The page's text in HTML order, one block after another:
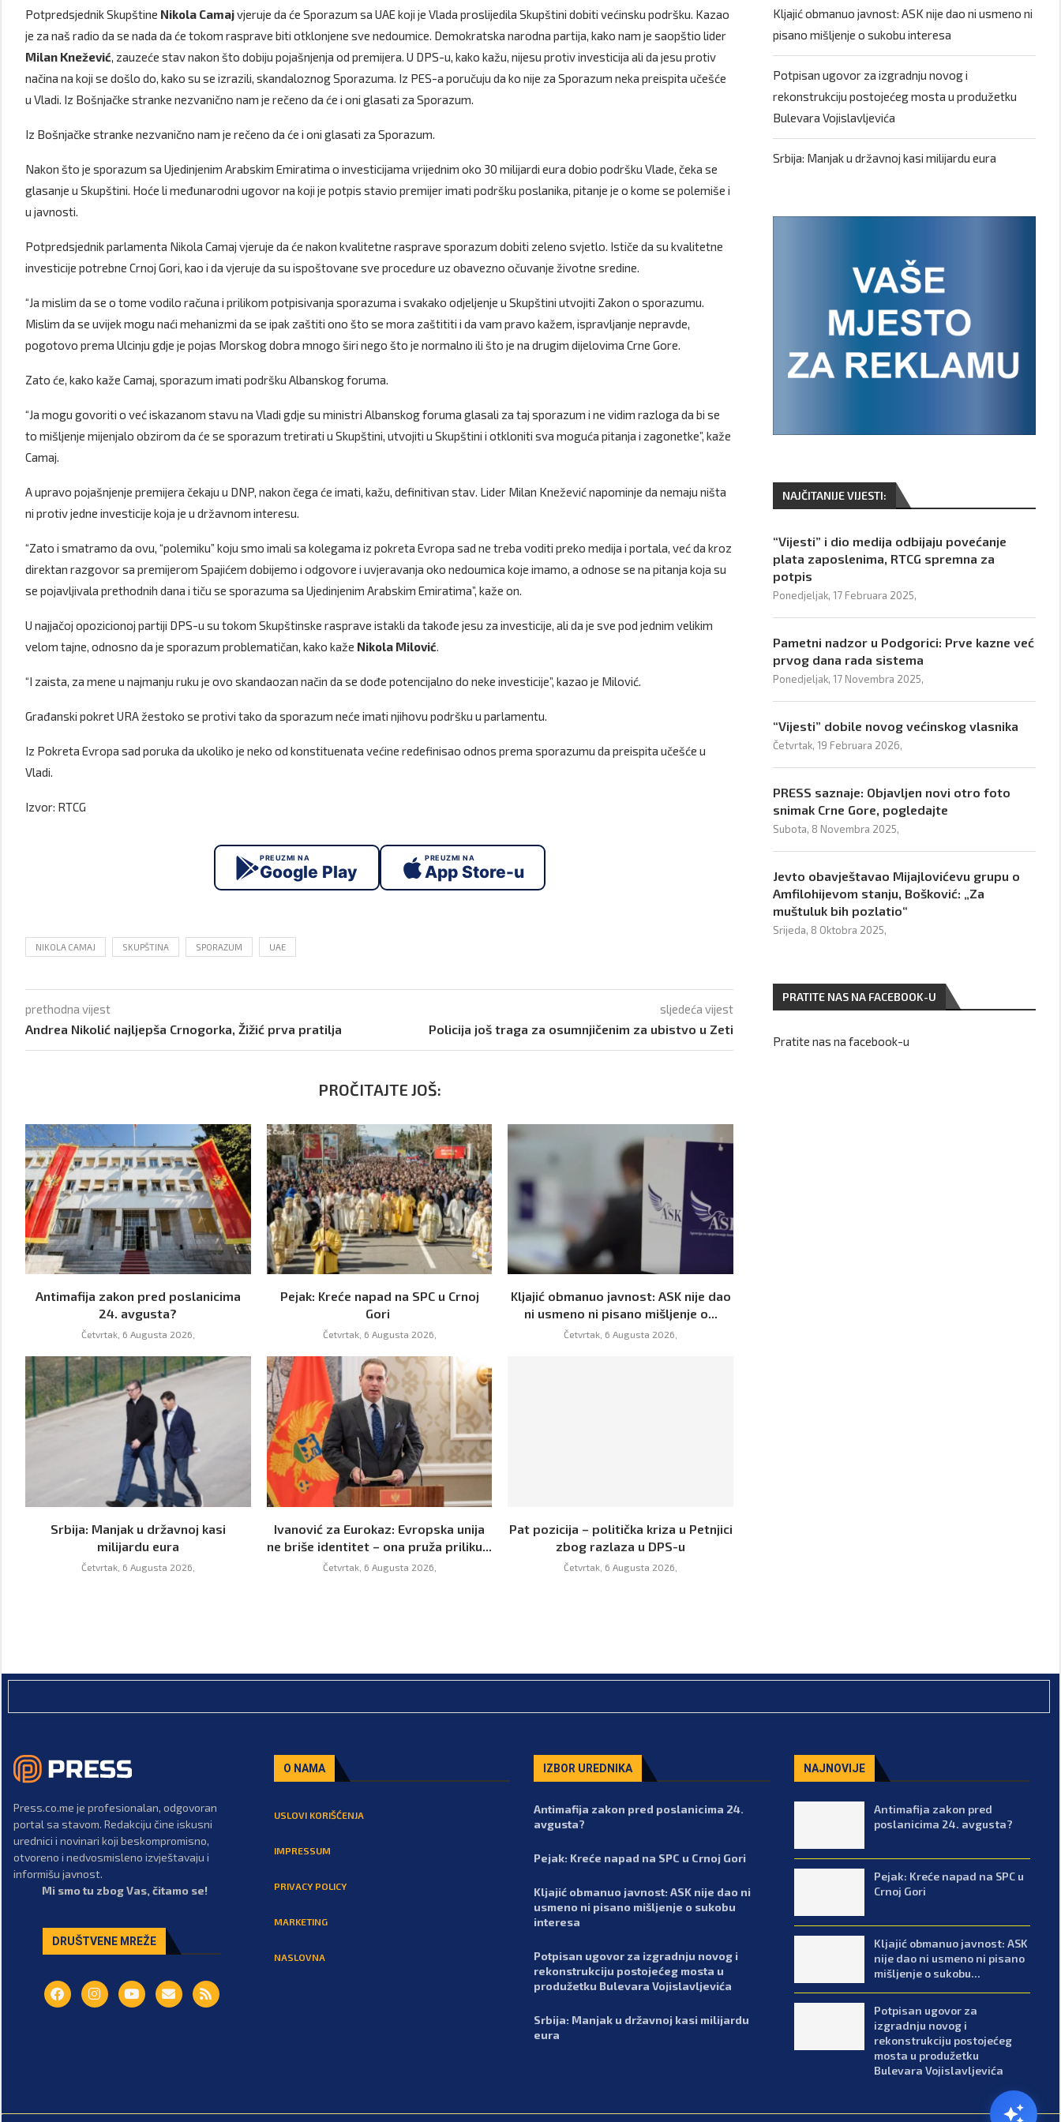
Potpredsjednik Skupštine Nikola Camajvjeruje da će Sporazum sa UAE koji je Vlada proslijedila Skupštini dobiti većinsku podršku. Kazao
je za naš radio da se nada da će tokom rasprave biti otklonjene sve nedoumice. Demokratska narodna partija, kako nam je saopštio lider
Milan Knežević, zauzeće stav nakon što dobiju pojašnjenja od premijera. U DPS-u, kako kažu, nijesu protiv investicija ali da jesu protiv
načina na koji se došlo do, kako su se izrazili, skandaloznog Sporazuma. Iz PES-a poručuju da ko nije za Sporazum neka preispita učešće
u Vladi. Iz Bošnjačke stranke nezvanično nam je rečeno da će i oni glasati za Sporazum.
Iz Bošnjačke stranke nezvanično nam je rečeno da će i oni glasati za Sporazum.
Nakon što je sporazum sa Ujedinjenim Arabskim Emiratima o investicijama vrijednim oko 30 milijardi eura dobio podršku Vlade, čeka se
glasanje u Skupštini. Hoće li međunarodni ugovor na koji je potpis stavio premijer imati podršku poslanika, pitanje je o kome se polemiše i
u javnosti.
Potpredsjednik parlamenta Nikola Camaj vjeruje da će nakon kvalitetne rasprave sporazum dobiti zeleno svjetlo. Ističe da su kvalitetne
investicije potrebne Crnoj Gori, kao i da vjeruje da su ispoštovane sve procedure uz obavezno očuvanje životne sredine.
“Ja mislim da se o tome vodilo računa i prilikom potpisivanja sporazuma i svakako odjeljenje u Skupštini utvojiti Zakon o sporazumu.
Mislim da se uvijek mogu naći mehanizmi da se ipak zaštiti ono što se mora zaštititi i da vam pravo kažem, ispravljanje nepravde,
pogotovo prema Ulcinju gdje je pojas Morskog dobra mnogo širi nego što je normalno ili što je na drugim dijelovima Crne Gore.
Zato će, kako kaže Camaj, sporazum imati podršku Albanskog foruma.
“Ja mogu govoriti o već iskazanom stavu na Vladi gdje su ministri Albanskog foruma glasali za taj sporazum i ne vidim razloga da bi se
to mišljenje mijenjalo obzirom da će se sporazum tretirati u Skupštini, utvojiti u Skupštini i otkloniti sva moguća pitanja i zagonetke”, kaže
Camaj.
A upravo pojašnjenje premijera čekaju u DNP, nakon čega će imati, kažu, definitivan stav. Lider Milan Knežević napominje da nemaju ništa
ni protiv jedne investicije koja je u državnom interesu.
“Zato i smatramo da ovu, “polemiku” koju smo imali sa kolegama iz pokreta Evropa sad ne treba voditi preko medija i portala, već da kroz
direktan razgovor sa premijerom Spajićem dobijemo i odgovore i uvjeravanja oko nedoumica koje imamo, a odnose se na pitanja koja su
se pojavljivala prethodnih dana i tiču se sporazuma sa Ujedinjenim Arabskim Emiratima”, kaže on.
U najjačoj opozicionoj partiji DPS-u su tokom Skupštinske rasprave istakli da takođe jesu za investicije, ali da je sve pod jednim velikim
velom tajne, odnosno da je sporazum problematičan, kako kaže Nikola Milović.
“I zaista, za mene u najmanju ruku je ovo skandaozan način da se dođe potencijalno do neke investicije”, kazao je Milović.
Građanski pokret URA žestoko se protivi tako da sporazum neće imati njihovu podršku u parlamentu.
Iz Pokreta Evropa sad poruka da ukoliko je neko od konstituenata većine redefinisao odnos prema sporazumu da preispita učešće u
Vladi.
Izvor: RTCG
PREUZMI NA
Google Play
PREUZMI NA
App Store-u
NIKOLA CAMAJ SKUPŠTINA SPORAZUM UAE
prethodna vijest
Andrea Nikolić najljepša Crnogorka, Žižić prva pratilja
sljedeća vijest
Policija još traga za osumnjičenim za ubistvo u Zeti
PROČITAJTE JOŠ:
Antimafija zakon pred poslanicima
24. avgusta?
Četvrtak, 6 Augusta 2026,
Pejak: Kreće napad na SPC u Crnoj
Gori
Četvrtak, 6 Augusta 2026,
Kljajić obmanuo javnost: ASK nije dao
ni usmeno ni pisano mišljenje o...
Četvrtak, 6 Augusta 2026,
Srbija: Manjak u državnoj kasi
milijardu eura
Četvrtak, 6 Augusta 2026,
Ivanović za Eurokaz: Evropska unija
ne briše identitet – ona pruža priliku...
Četvrtak, 6 Augusta 2026,
Pat pozicija – politička kriza u Petnjici
zbog razlaza u DPS-u
Četvrtak, 6 Augusta 2026,
Kljajić obmanuo javnost: ASK nije dao ni usmeno ni
pisano mišljenje o sukobu interesa
Potpisan ugovor za izgradnju novog i
rekonstrukciju postojećeg mosta u produžetku
Bulevara Vojislavljevića
Srbija: Manjak u državnoj kasi milijardu eura
NAJČITANIJE VIJESTI:
“Vijesti” i dio medija odbijaju povećanje
plata zaposlenima, RTCG spremna za
potpis
Ponedjeljak, 17 Februara 2025,
Pametni nadzor u Podgorici: Prve kazne već
prvog dana rada sistema
Ponedjeljak, 17 Novembra 2025,
“Vijesti” dobile novog većinskog vlasnika
Četvrtak, 19 Februara 2026,
PRESS saznaje: Objavljen novi otro foto
snimak Crne Gore, pogledajte
Subota, 8 Novembra 2025,
Jevto obavještavao Mijajlovićevu grupu o
Amfilohijevom stanju, Bošković: „Za
muštuluk bih pozlatio“
Srijeda, 8 Oktobra 2025,
PRATITE NAS NA FACEBOOK-U
Pratite nas na facebook-u
Press.co.me je profesionalan, odgovoran
portal sa stavom. Redakciju čine iskusni
urednici i novinari koji beskompromisno,
otvoreno i nedvosmisleno izvještavaju i
informišu javnost.
Mi smo tu zbog Vas, čitamo se!
DRUŠTVENE MREŽE
O NAMA
USLOVI KORIŠĆENJA
IMPRESSUM
PRIVACY POLICY
MARKETING
NASLOVNA
IZBOR UREDNIKA
Antimafija zakon pred poslanicima 24.
avgusta?
Pejak: Kreće napad na SPC u Crnoj Gori
Kljajić obmanuo javnost: ASK nije dao ni
usmeno ni pisano mišljenje o sukobu
interesa
Potpisan ugovor za izgradnju novog i
rekonstrukciju postojećeg mosta u
produžetku Bulevara Vojislavljevića
Srbija: Manjak u državnoj kasi milijardu
eura
NAJNOVIJE
Antimafija zakon pred
poslanicima 24. avgusta?
Pejak: Kreće napad na SPC u
Crnoj Gori
Kljajić obmanuo javnost: ASK
nije dao ni usmeno ni pisano
mišljenje o sukobu...
Potpisan ugovor za
izgradnju novog i
rekonstrukciju postojećeg
mosta u produžetku
Bulevara Vojislavljevića